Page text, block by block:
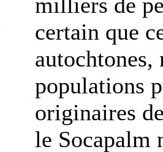
certain que
autochtones,
populations
originaires
le Socapalm